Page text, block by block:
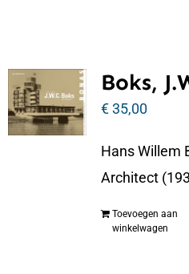
Boks,
€35,00
Hans Willem
Architect
Toevoegen aan
winkelwagen